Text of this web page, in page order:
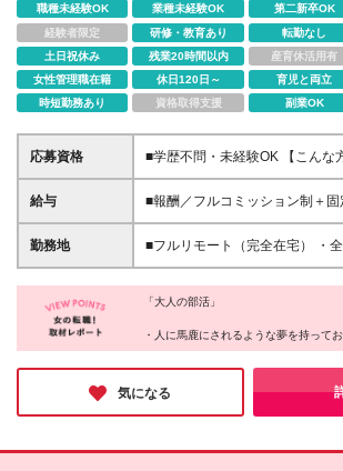
職種未経験OK 業種未経験OK 第二新卒OK
経験者限定
研修・教育あり 転勤なし
土日祝休み
残業20時間以内 産育休活用有
女性管理職在籍
休日120日～ 育児と両立
時短勤務あり
資格取得支援 副業OK
応募資格
■学歴不問・未経験OK 【こんな方におすすめ】
⭕「自信はないけど、頑張って
⭕「もう一度、努力してみよう
いていない方】 ❌ラクに稼ぎた
あればOKな人 ❌自分の成長に興
ありません。 でも、だからこそ
安」より「どこまで成長できる
給与
■報酬／フルコミッション制＋固定報酬制
い実績(2024年度)】平均
年未満メンバー） この数字は、
し、挑戦を続けた人 すべての人
く、「行動する」ことが、成果へ
する固定報酬の仕事にエントリ
約20％程度が固定報酬を得てお
10,000円相当の仕事があります
勤務地
■フルリモート（完全在宅） ・全国どこでも仕事がで
きます（地方でも活躍できます
で働きたい！」と思った場所が
・平日にワーケーション先でオ
中にチャットでコミュニケーシ
――――――――――――――――― ◎メタ
オフィス「oVice」の活用 完全在宅でありながら孤独
感ゼロ。 ・研修や案件相談、仕
「大人の部活」
・人に馬鹿にされるような夢を持って
発言できる
・慣れ合いではなく切磋琢磨できる、
間がいる
・賞賛承認文化があり、あなたの存在
・トレーナーが正しい努力を示し、適
・1年後、驚くほど成長した大好きな自
気になる